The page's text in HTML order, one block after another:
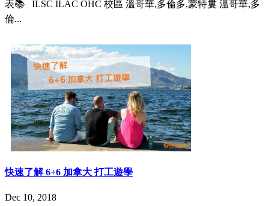
表📚 ILSC ILAC OHC 校區 溫哥華,多倫多,蒙特婁 溫哥華,多
倫...
快速了解 6+6 加拿大 打工遊學
Dec 10, 2018